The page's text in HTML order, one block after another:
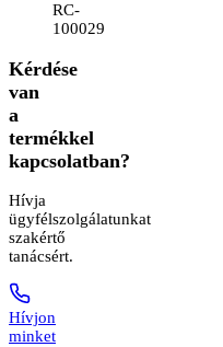
RC-
100029
Kérdése
van
a
termékkel
kapcsolatban?
Hívja
ügyfélszolgálatunkat
szakértő
tanácsért.
Hívjon
minket